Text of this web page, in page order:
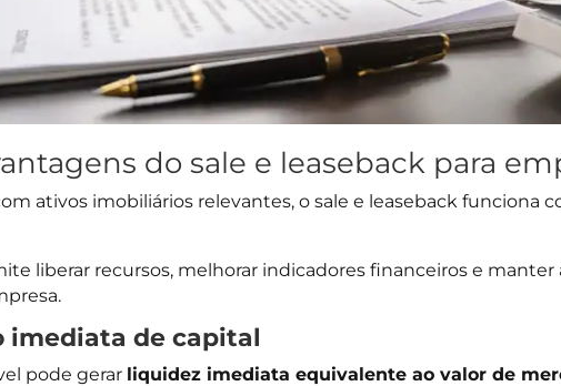
do sale e leaseback para
ativos imobiliários relevantes, o sale e leaseback funciona
liberar recursos, melhorar indicadores financeiros e
imediata de capital
pode gerar liquidez imediata equivalente ao valor de